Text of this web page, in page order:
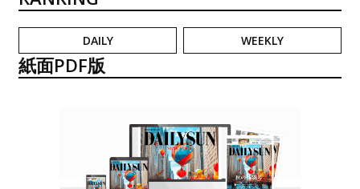
DAILY WEEKLY
紙面PDF版